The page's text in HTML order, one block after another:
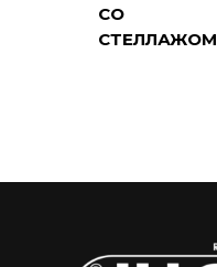
СО
СТЕЛЛАЖОМ